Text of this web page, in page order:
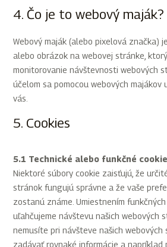
4. Čo je to webový maják?
Webový maják (alebo pixelová značka)
alebo obrázok na webovej stránke,
monitorovanie návštevnosti webových
účelom sa pomocou webových majákov
vás.
5. Cookies
5.1 Technické alebo funkčné
Niektoré súbory cookie zaisťujú, že
stránok fungujú správne a že vaše
zostanú známe. Umiestnením
uľahčujeme návštevu našich webových
nemusíte pri návšteve našich webových
zadávať rovnaké informácie a napríklad